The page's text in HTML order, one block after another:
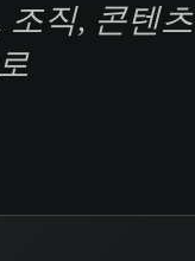
조직, 콘텐츠